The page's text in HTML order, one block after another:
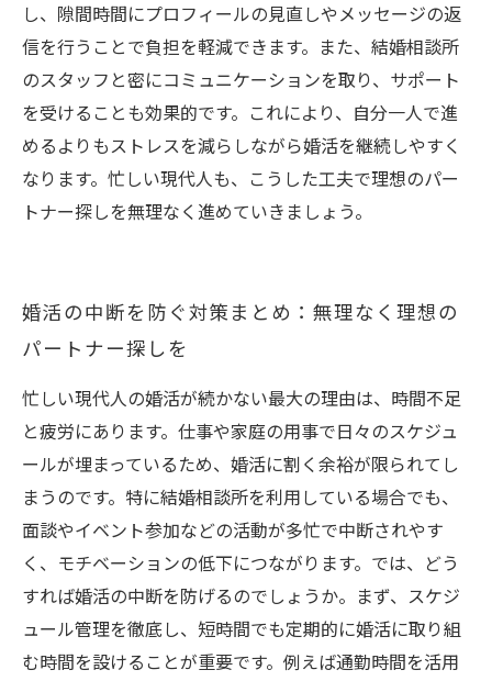
し、隙間時間にプロフィールの見直しやメッセージの返
信を行うことで負担を軽減できます。また、結婚相談所
のスタッフと密にコミュニケーションを取り、サポート
を受けることも効果的です。これにより、自分一人で進
めるよりもストレスを減らしながら婚活を継続しやすく
なります。忙しい現代人も、こうした工夫で理想のパー
トナー探しを無理なく進めていきましょう。
婚活の中断を防ぐ対策まとめ：無理なく理想の
パートナー探しを
忙しい現代人の婚活が続かない最大の理由は、時間不足
と疲労にあります。仕事や家庭の用事で日々のスケジュ
ールが埋まっているため、婚活に割く余裕が限られてし
まうのです。特に結婚相談所を利用している場合でも、
面談やイベント参加などの活動が多忙で中断されやす
く、モチベーションの低下につながります。では、どう
すれば婚活の中断を防げるのでしょうか。まず、スケジ
ュール管理を徹底し、短時間でも定期的に婚活に取り組
む時間を設けることが重要です。例えば通勤時間を活用